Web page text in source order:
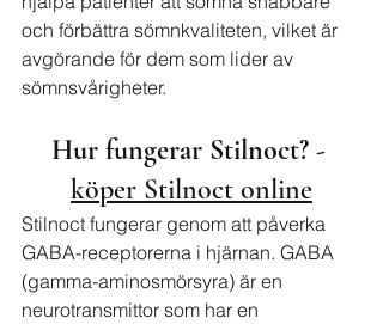
och förbättra sömnkvaliteten, vilket är
avgörande för dem som lider av
sömnsvårigheter.
Hur fungerar Stilnoct? -
köper Stilnoct online
Stilnoct fungerar genom att påverka
GABA-receptorerna i hjärnan. GABA
(gamma-aminosmörsyra) är en
neurotransmittor som har en